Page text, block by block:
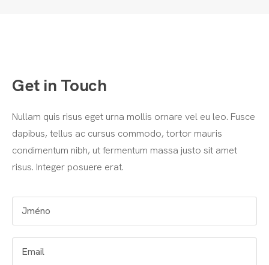
Get in Touch
Nullam quis risus eget urna mollis ornare vel eu leo. Fusce
dapibus, tellus ac cursus commodo, tortor mauris
condimentum nibh, ut fermentum massa justo sit amet
risus. Integer posuere erat.